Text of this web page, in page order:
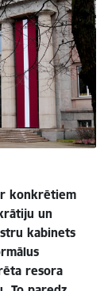
konkrētiem
un
kabinets
resora